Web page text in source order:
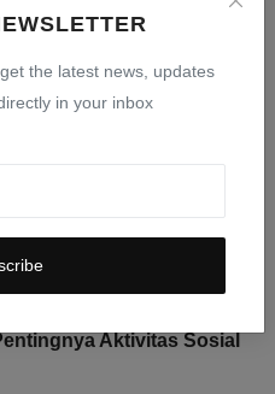
the latest news, updates
in your inbox
Aktivitas Sosial